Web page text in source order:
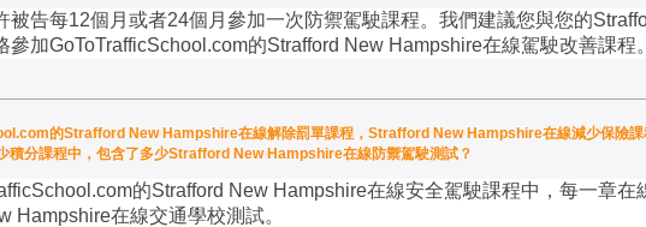
被告每12個月或者24個月參加一次防禦駕駛課程。我們建議您與您的
參加GoToTrafficSchool.com的Strafford New Hampshire在線駕駛改善課程。
的Strafford New Hampshire在線解除罰單課程，Strafford New Hampshire在線減少保險
積分課程中，包含了多少Strafford New Hampshire在線防禦駕駛測試？
的Strafford New Hampshire在線安全駕駛課程中，每一章在
Hampshire在線交通學校測試。